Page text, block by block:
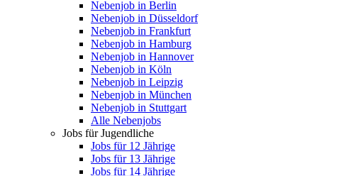
Nebenjob in Berlin
Nebenjob in Düsseldorf
Nebenjob in Frankfurt
Nebenjob in Hamburg
Nebenjob in Hannover
Nebenjob in Köln
Nebenjob in Leipzig
Nebenjob in München
Nebenjob in Stuttgart
Alle Nebenjobs
Jobs für Jugendliche
Jobs für 12 Jährige
Jobs für 13 Jährige
Jobs für 14 Jährige